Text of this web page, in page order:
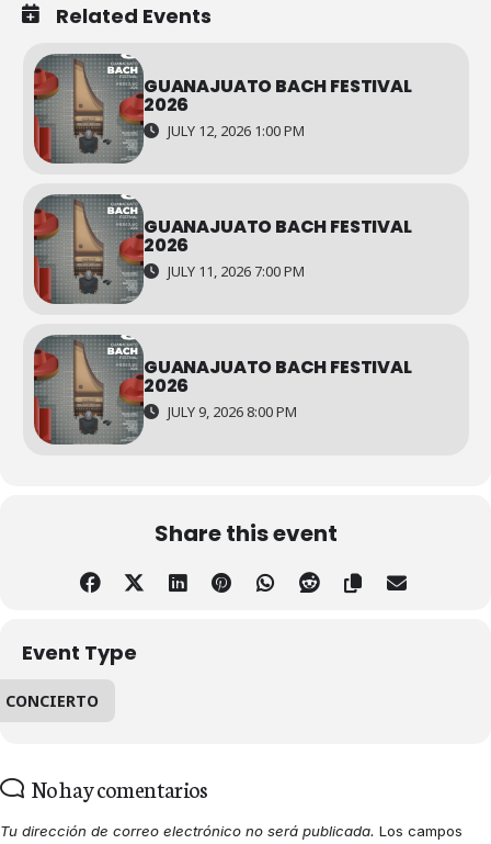
Related Events
GUANAJUATO BACH FESTIVAL
2026
JULY 12, 2026 1:00 PM
GUANAJUATO BACH FESTIVAL
2026
JULY 11, 2026 7:00 PM
GUANAJUATO BACH FESTIVAL
2026
JULY 9, 2026 8:00 PM
Share this event
Event Type
CONCIERTO
No hay comentarios
Tu dirección de correo electrónico no será publicada. Los campos